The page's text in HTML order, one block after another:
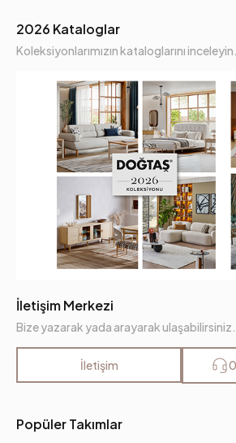
Popüler Takımlar
2026 Kataloglar
Koleksiyonlarımızın kataloglarını inceleyin.
İletişim Merkezi
Bize yazarak yada arayarak ulaşabilirsiniz.
İletişim